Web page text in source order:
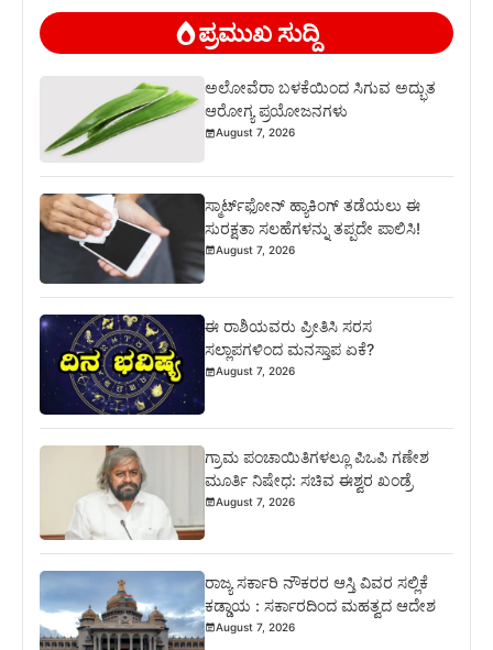
ಪ್ರಮುಖ ಸುದ್ದಿ
ಅಲೋವೆರಾ ಬಳಕೆಯಿಂದ ಸಿಗುವ ಅದ್ಭುತ
ಆರೋಗ್ಯ ಪ್ರಯೋಜನಗಳು
August 7, 2026
ಸ್ಮಾರ್ಟ್‌ಫೋನ್ ಹ್ಯಾಕಿಂಗ್ ತಡೆಯಲು ಈ
ಸುರಕ್ಷತಾ ಸಲಹೆಗಳನ್ನು ತಪ್ಪದೇ ಪಾಲಿಸಿ!
August 7, 2026
ಈ ರಾಶಿಯವರು ಪ್ರೀತಿಸಿ ಸರಸ
ಸಲ್ಲಾಪಗಳಿಂದ ಮನಸ್ತಾಪ ಏಕೆ?
August 7, 2026
ಗ್ರಾಮ ಪಂಚಾಯಿತಿಗಳಲ್ಲೂ ಪಿಒಪಿ ಗಣೇಶ
ಮೂರ್ತಿ ನಿಷೇಧ: ಸಚಿವ ಈಶ್ವರ ಖಂಡ್ರೆ
August 7, 2026
ರಾಜ್ಯ ಸರ್ಕಾರಿ ನೌಕರರ ಆಸ್ತಿ ವಿವರ ಸಲ್ಲಿಕೆ
ಕಡ್ಡಾಯ : ಸರ್ಕಾರದಿಂದ ಮಹತ್ವದ ಆದೇಶ
August 7, 2026